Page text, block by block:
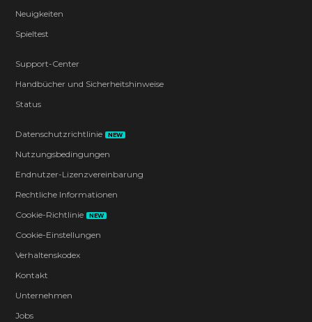
Neuigkeiten
Spieltest
Support-Center
Handbücher und Sicherheitshinweise
Status
Datenschutzrichtlinie NEW
Nutzungsbedingungen
Endnutzer-Lizenzvereinbarung
Rechtliche Informationen
Cookie-Richtlinie
NEW
Cookie-Einstellungen
Verhaltenskodex
Kontakt
Unternehmen
Jobs